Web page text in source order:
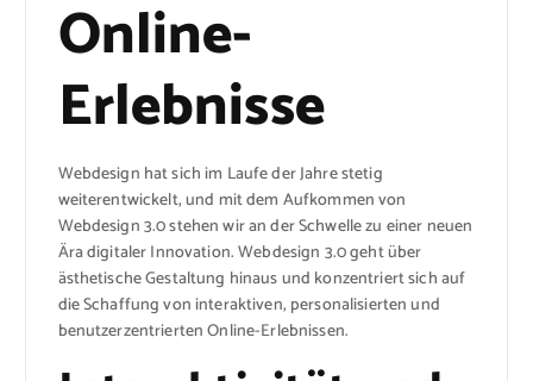
Online-
Erlebnisse
Webdesign hat sich im Laufe der Jahre stetig
weiterentwickelt, und mit dem Aufkommen von
Webdesign 3.0 stehen wir an der Schwelle zu einer neuen
Ära digitaler Innovation. Webdesign 3.0 geht über
ästhetische Gestaltung hinaus und konzentriert sich auf
die Schaffung von interaktiven, personalisierten und
benutzerzentrierten Online-Erlebnissen.